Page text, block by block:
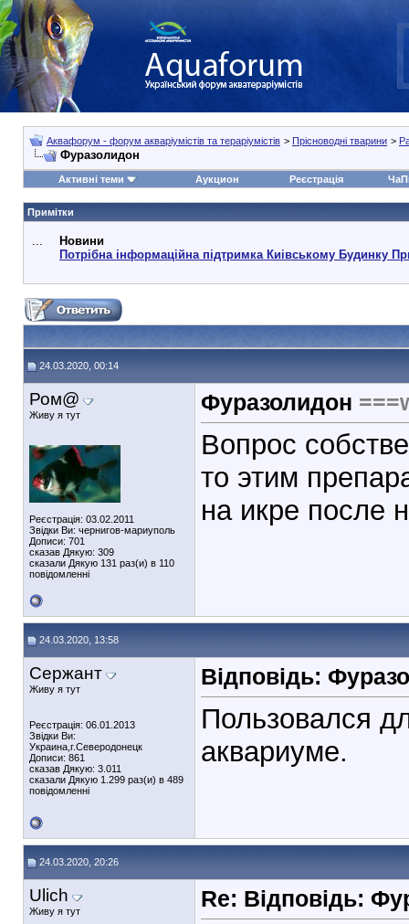
Аквафорум - форум акваріумістів та тераріумістів > Прісноводні тварини >
Фуразолидон
Активні теми Аукцион Реєстрація
Примітки
...
Новини
Потрібна інформаційна підтримка Киівському Будинку
24.03.2020, 00:14
Ром@
Живу я тут
Реєстрація: 03.02.2011
Звідки Ви: чернигов-мариуполь
Дописи: 701
сказав Дякую: 309
сказали Дякую 131 раз(и) в 110
повідомленні
Фуразолидон
Вопрос
то этим
на икре после
24.03.2020, 13:58
Сержант
Живу я тут
Реєстрація: 06.01.2013
Звідки Ви:
Украина,г.Северодонецк
Дописи: 861
сказав Дякую: 3.011
сказали Дякую 1.299 раз(и) в 489
повідомленні
Відповідь:
Пользовался
аквариуме.
24.03.2020, 20:26
Ulich
Живу я тут Re: Відповідь: